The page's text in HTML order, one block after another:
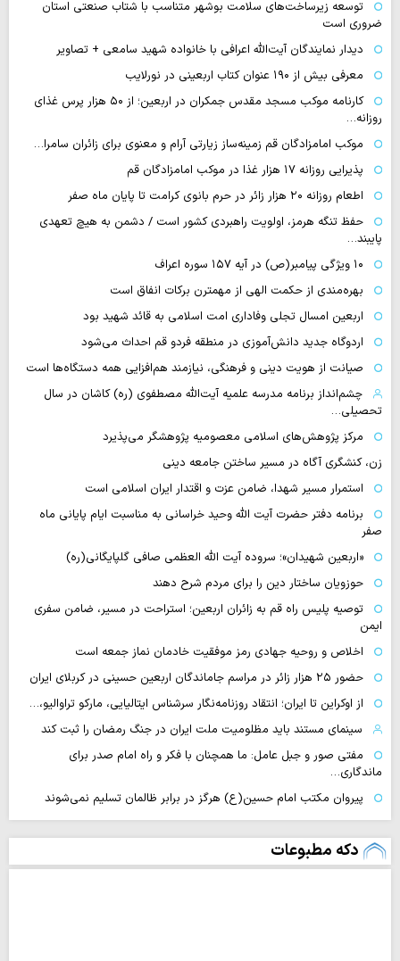
توسعه زیرساخت‌های سلامت بوشهر متناسب با شتاب صنعتی استان
ضروری است
دیدار نمایندگان آیت‌الله اعرافی با خانواده شهید سامعی + تصاویر
معرفی بیش از ۱۹۰ عنوان کتاب اربعینی در نورلایب
کارنامه موکب مسجد مقدس جمکران در اربعین؛ از ۵۰ هزار پرس غذای
روزانه…
موکب امامزادگان قم زمینه‌ساز زیارتی آرام و معنوی برای زائران سامرا…
پذیرایی روزانه ۱۷ هزار غذا در موکب امامزادگان قم
اطعام روزانه ۲۰ هزار زائر در حرم بانوی کرامت تا پایان ماه صفر
حفظ تنگه هرمز، اولویت راهبردی کشور است / دشمن به هیچ تعهدی
پایبند…
۱۰ ویژگی پیامبر(ص) در آیه ۱۵۷ سوره اعراف
بهره‌مندی از حکمت الهی از مهمترن برکات انفاق است
اربعین امسال تجلی وفاداری امت اسلامی به قائد شهید بود
اردوگاه جدید دانش‌آموزی در منطقه فردو قم احداث می‌شود
صیانت از هویت دینی و فرهنگی، نیازمند هم‌افزایی همه دستگاه‌ها است
چشم‌انداز برنامه مدرسه علمیه آیت‌الله مصطفوی (ره) کاشان در سال
تحصیلی…
مرکز پژوهش‌های اسلامی معصومیه پژوهشگر می‌پذیرد
زن، کنشگری آگاه در مسیر ساختن جامعه دینی
استمرار مسیر شهدا، ضامن عزت و اقتدار ایران اسلامی است
برنامه دفتر حضرت آیت الله وحید خراسانی به مناسبت ایام پایانی ماه
صفر
«اربعین شهیدان»؛ سروده آیت الله العظمی صافی گلپایگانی(ره)
حوزویان ساختار دین را برای مردم شرح دهند
توصیه پلیس راه قم به زائران اربعین؛ استراحت در مسیر، ضامن سفری
ایمن
اخلاص و روحیه جهادی رمز موفقیت خادمان نماز جمعه است
حضور ۲۵ هزار زائر در مراسم جاماندگان اربعین حسینی در کربلای ایران
از اوکراین تا ایران؛ انتقاد روزنامه‌نگار سرشناس ایتالیایی، مارکو تراوالیو،…
سینمای مستند باید مظلومیت ملت ایران در جنگ رمضان را ثبت کند
مفتی صور و جبل عامل: ما همچنان با فکر و راه امام صدر برای
ماندگاری…
پیروان مکتب امام حسین(ع) هرگز در برابر ظالمان تسلیم نمی‌شوند
دکه مطبوعات